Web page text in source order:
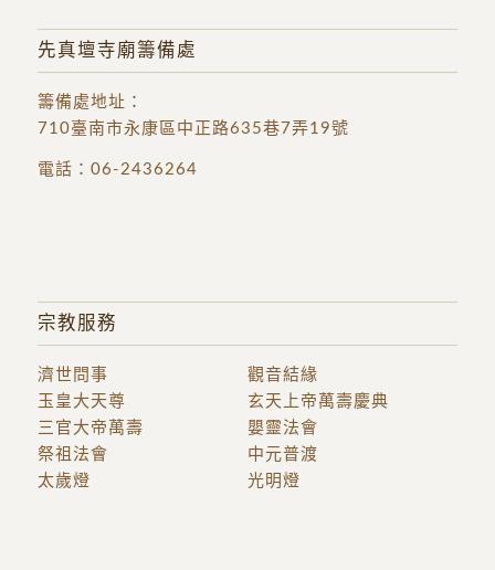
先真壇寺廟籌備處
籌備處地址 ：
710臺南市永康區中正路635巷7弄19號
電話： 06-2436264
宗教服務
濟世問事
觀音結緣
玉皇大天尊
三官大帝萬壽
玄天上帝萬壽慶典
嬰靈法會
祭祖法會
中元普渡
太歲燈
光明燈